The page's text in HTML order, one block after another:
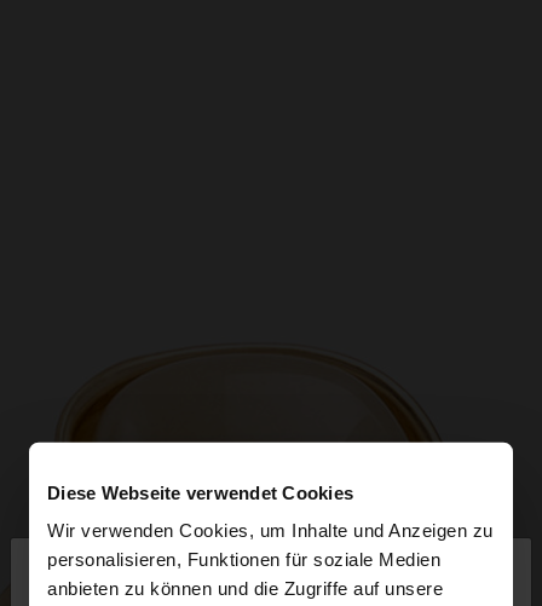
Diese Webseite verwendet Cookies
Wir verwenden Cookies, um Inhalte und Anzeigen zu
personalisieren, Funktionen für soziale Medien
anbieten zu können und die Zugriffe auf unsere
hallo